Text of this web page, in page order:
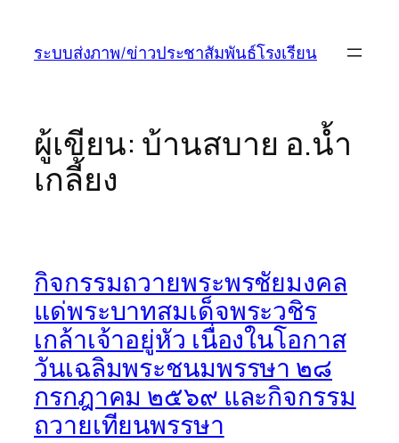
ระบบส่งภาพ/ข่าวประชาสัมพันธ์โรงเรียน
ผู้เขียน: บ้านสบาย อ.น้ำ
เกลี้ยง
กิจกรรมถวายพระพรชัยมงคล
แด่พระบาทสมเด็จพระวชิร
เกล้าเจ้าอยู่หัว เนื่องในโอกาส
วันเฉลิมพระชนมพรรษา ๒๘
กรกฎาคม ๒๕๖๙ และกิจกรรม
ถวายเทียนพรรษา